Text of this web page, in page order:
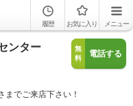
履歴 お気に入り メニュー
ンター
無
料
電話する
までご来店下さい！